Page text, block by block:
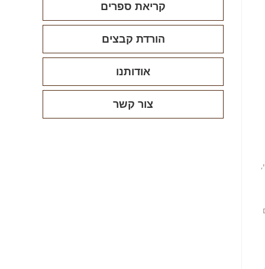
קריאת ספרים
הורדת קבצים
אודותנו
צור קשר